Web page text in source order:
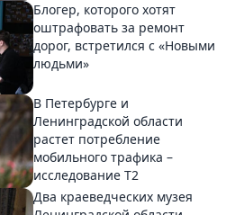
Блогер, которого хотят
оштрафовать за ремонт
дорог, встретился с «Новыми
людьми»
В Петербурге и
Ленинградской области
растет потребление
мобильного трафика –
исследование T2
Два краеведческих музея